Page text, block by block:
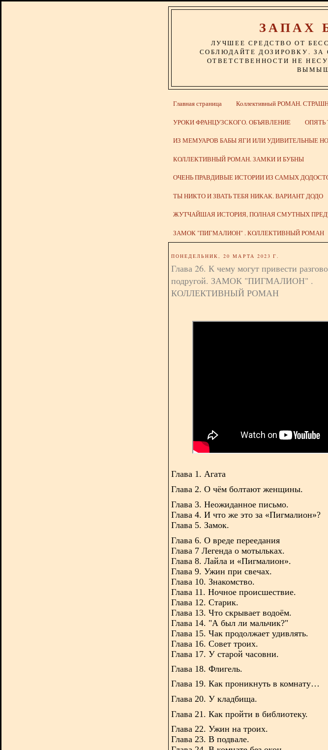
ЗАПАХ
ЛУЧШЕЕ СРЕДСТВО ОТ
СОБЛЮДАЙТЕ ДОЗИРОВКУ.
ОТВЕТСТВЕННОСТИ НЕ
Главная страница Коллективный РОМАН.
УРОКИ ФРАНЦУЗСКОГО. ОБЪЯВЛЕНИЕ ОПЯТЬ
ИЗ МЕМУАРОВ БАБЫ ЯГИ ИЛИ УДИВИТЕЛЬНЫЕ
КОЛЛЕКТИВНЫЙ РОМАН. ЗАМКИ И БУБНЫ
ОЧЕНЬ ПРАВДИВЫЕ ИСТОРИИ ИЗ САМЫХ
ТЫ НИКТО И ЗВАТЬ ТЕБЯ НИКАК. ВАРИАНТ ДОДО
ЖУТЧАЙШАЯ ИСТОРИЯ, ПОЛНАЯ СМУТНЫХ
ЗАМОК "ПИГМАЛИОН" . КОЛЛЕКТИВНЫЙ РОМАН
ПОНЕДЕЛЬНИК, 20 МАРТА 2023 Г.
Глава 26. К чему могут привести
подругой. ЗАМОК "ПИГМАЛИОН" .
КОЛЛЕКТИВНЫЙ РОМАН
Глава 1. Агата
Глава 2. О чём болтают женщины.
Глава 3. Неожиданное письмо.
Глава 4. И что же это за «Пигмалион»?
Глава 5. Замок.
Глава 6. О вреде переедания
Глава 7 Легенда о мотыльках.
Глава 8. Лайла и «Пигмалион».
Глава 9. Ужин при свечах.
Глава 10. Знакомство.
Глава 11. Ночное происшествие.
Глава 12. Старик.
Глава 13. Что скрывает водоём.
Глава 14. "А был ли мальчик?"
Глава 15. Чак продолжает удивлять.
Глава 16. Совет троих.
Глава 17. У старой часовни.
Глава 18. Флигель.
Глава 19. Как проникнуть в комнату…
Глава 20. У кладбища.
Глава 21. Как пройти в библиотеку.
Глава 22. Ужин на троих.
Глава 23. В подвале.